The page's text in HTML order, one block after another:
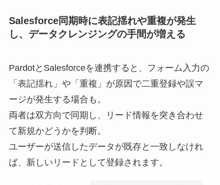
Salesforce同期時に表記揺れや重複が発生
し、データクレンジングの手間が増える
PardotとSalesforceを連携すると、フォーム入力の
「表記揺れ」や「重複」が原因で二重登録や誤マ
ージが発生する場合も。
両者は双方向で同期し、リード情報を突き合わせ
て新規かどうかを判断。
ユーザーが送信したデータが既存と一致しなけれ
ば、新しいリードとして登録されます。